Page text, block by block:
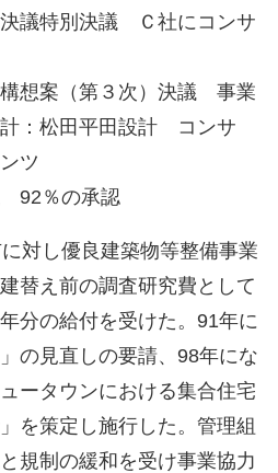
議特別決議 Ｃ社にコンサ
想案（第３次）決議 事業
：松田平田設計 コンサ
ツ
92％の承認
対し優良建築物等整備事業
替え前の調査研究費として
分の給付を受けた。91年に
の見直しの要請、98年にな
ータウンにおける集合住宅
を策定し施行した。管理組
規制の緩和を受け事業協力